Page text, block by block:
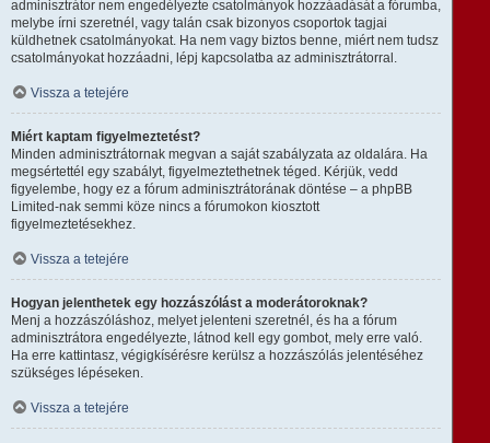
adminisztrátor nem engedélyezte csatolmányok hozzáadását a fórumba,
melybe írni szeretnél, vagy talán csak bizonyos csoportok tagjai
küldhetnek csatolmányokat. Ha nem vagy biztos benne, miért nem tudsz
csatolmányokat hozzáadni, lépj kapcsolatba az adminisztrátorral.
Vissza a tetejére
Miért kaptam figyelmeztetést?
Minden adminisztrátornak megvan a saját szabályzata az oldalára. Ha
megsértettél egy szabályt, figyelmeztethetnek téged. Kérjük, vedd
figyelembe, hogy ez a fórum adminisztrátorának döntése – a phpBB
Limited-nak semmi köze nincs a fórumokon kiosztott
figyelmeztetésekhez.
Vissza a tetejére
Hogyan jelenthetek egy hozzászólást a moderátoroknak?
Menj a hozzászóláshoz, melyet jelenteni szeretnél, és ha a fórum
adminisztrátora engedélyezte, látnod kell egy gombot, mely erre való.
Ha erre kattintasz, végigkísérésre kerülsz a hozzászólás jelentéséhez
szükséges lépéseken.
Vissza a tetejére